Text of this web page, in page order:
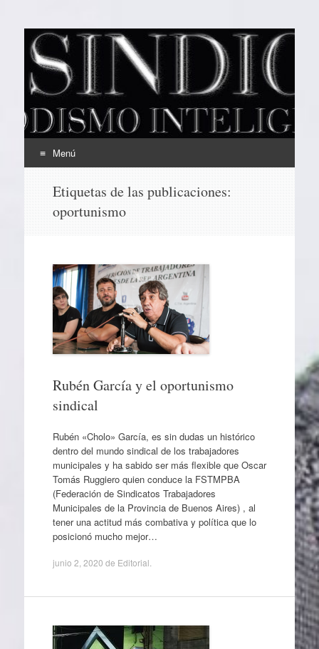
EL SINDICAL
Periodismo Inteligente
Menú
contenido
Etiquetas de las publicaciones:
oportunismo
Rubén García y el oportunismo
sindical
Rubén «Cholo» García, es sin dudas un histórico
dentro del mundo sindical de los trabajadores
municipales y ha sabido ser más flexible que Oscar
Tomás Ruggiero quien conduce la FSTMPBA
(Federación de Sindicatos Trabajadores
Municipales de la Provincia de Buenos Aires) , al
tener una actitud más combativa y política que lo
posicionó mucho mejor…
junio 2, 2020 de Editorial